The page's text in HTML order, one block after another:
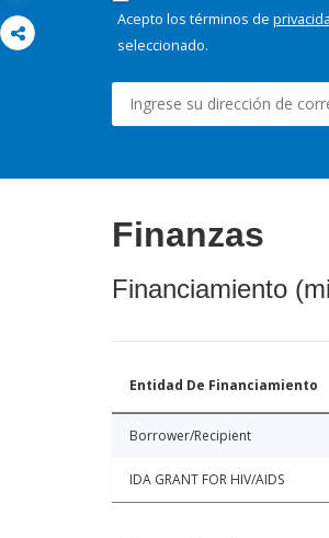
Acepto los términos de
seleccionado.
Finanzas
Financiamiento
Entidad De Financiamiento
Borrower/Recipient
IDA GRANT FOR HIV/AIDS